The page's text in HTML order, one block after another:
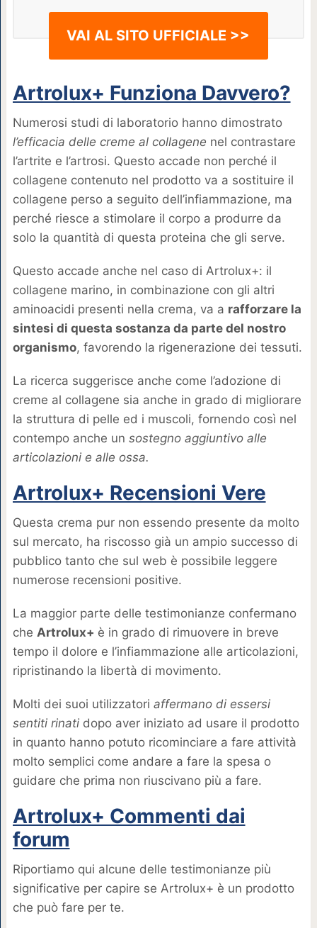
VAI AL SITO UFFICIALE >>
Artrolux+ Funziona Davvero?
Numerosi studi di laboratorio hanno dimostrato
l’efficacia delle creme al collagene nel contrastare
l’artrite e l’artrosi. Questo accade non perché il
collagene contenuto nel prodotto va a sostituire il
collagene perso a seguito dell’infiammazione, ma
perché riesce a stimolare il corpo a produrre da
solo la quantità di questa proteina che gli serve.
Questo accade anche nel caso di Artrolux+: il
collagene marino, in combinazione con gli altri
aminoacidi presenti nella crema, va a rafforzare la
sintesi di questa sostanza da parte del nostro
organismo, favorendo la rigenerazione dei tessuti.
La ricerca suggerisce anche come l’adozione di
creme al collagene sia anche in grado di migliorare
la struttura di pelle ed i muscoli, fornendo così nel
contempo anche un sostegno aggiuntivo alle
articolazioni e alle ossa.
Artrolux+ Recensioni Vere
Questa crema pur non essendo presente da molto
sul mercato, ha riscosso già un ampio successo di
pubblico tanto che sul web è possibile leggere
numerose recensioni positive.
La maggior parte delle testimonianze confermano
che Artrolux+ è in grado di rimuovere in breve
tempo il dolore e l’infiammazione alle articolazioni,
ripristinando la libertà di movimento.
Molti dei suoi utilizzatori affermano di essersi
sentiti rinatidopo aver iniziato ad usare il prodotto
in quanto hanno potuto ricominciare a fare attività
molto semplici come andare a fare la spesa o
guidare che prima non riuscivano più a fare.
Artrolux+ Commenti dai
forum
Riportiamo qui alcune delle testimonianze più
significative per capire se Artrolux+ è un prodotto
che può fare per te.